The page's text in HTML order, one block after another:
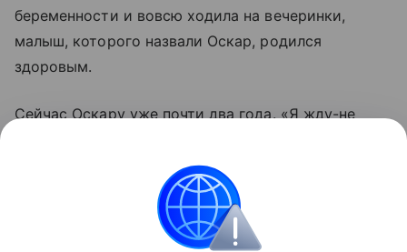
беременности и вовсю ходила на вечеринки,
малыш, которого назвали Оскар, родился
здоровым.
Сейчас Оскару уже почти два года. «Я жду-не
будет рассказать историю о его рождении. Он
удивил нас всех. Мама до сих пор говорит: „А я
тебя предупреждала!“», — смеется Шивон.